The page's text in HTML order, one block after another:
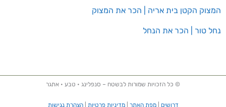
המצוק הקטן בית אריה | הכר את המצוק
נחל טור | הכר את הנחל
© כל הזכויות שמורות לבשטח – סנפלינג • טבע • אתגר
דרושים |מפת האתר |מדיניות פרטיות |הצהרת נגישות